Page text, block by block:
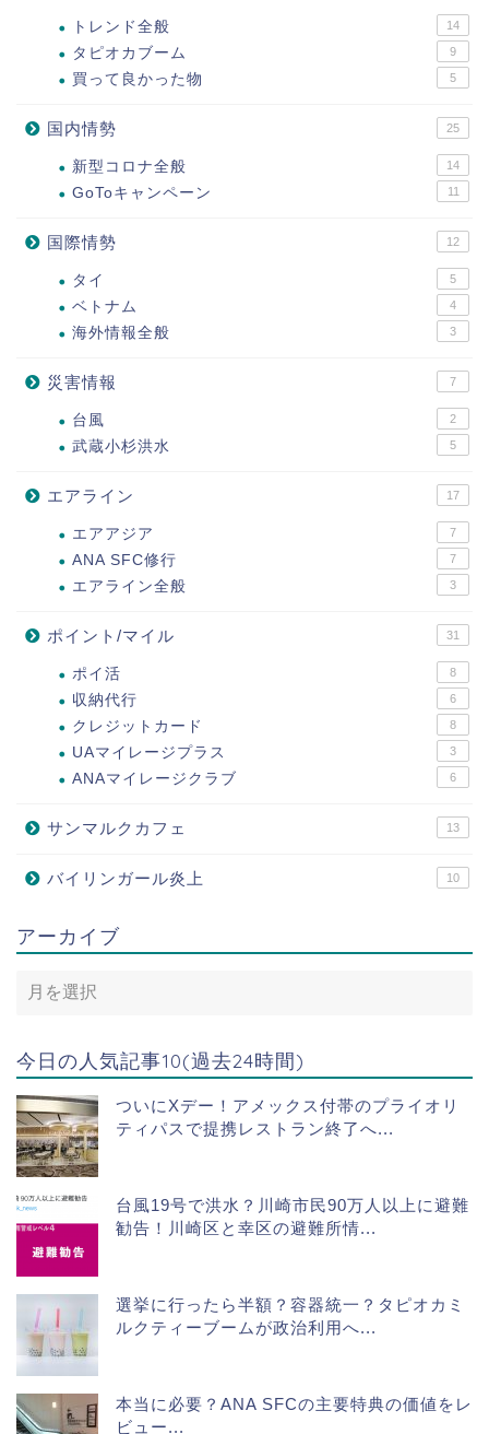
トレンド全般 14
タピオカブーム 9
買って良かった物 5
国内情勢 25
新型コロナ全般 14
GoToキャンペーン 11
国際情勢 12
タイ 5
ベトナム 4
海外情報全般 3
災害情報 7
台風 2
武蔵小杉洪水 5
エアライン 17
エアアジア 7
ANA SFC修行 7
エアライン全般 3
ポイント/マイル 31
ポイ活 8
収納代行 6
クレジットカード 8
UAマイレージプラス 3
ANAマイレージクラブ 6
サンマルクカフェ 13
バイリンガール炎上 10
アーカイブ
今日の人気記事10(過去24時間)
ついにXデー！アメックス付帯のプライオリ
ティパスで提携レストラン終了へ...
台風19号で洪水？川崎市民90万人以上に避難
勧告！川崎区と幸区の避難所情...
選挙に行ったら半額？容器統一？タピオカミ
ルクティーブームが政治利用へ...
本当に必要？ANA SFCの主要特典の価値をレ
ビュー...